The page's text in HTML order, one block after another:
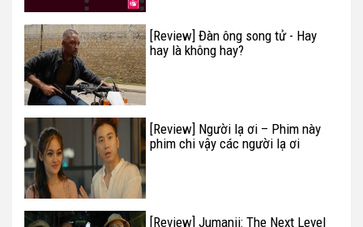
[Review] Đàn ông song tử - Hay
hay là không hay?
[Review] Người lạ ơi – Phim này
phim chi vậy các người lạ ơi
[Review] Jumanji: The Next Level